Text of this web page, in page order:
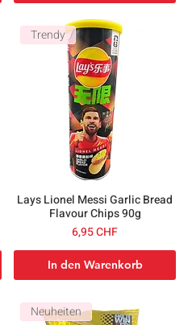
Trendy
Lays Lionel Messi Garlic Bread
Flavour Chips 90g
Preis
6,95 CHF
In den Warenkorb
Neuheiten